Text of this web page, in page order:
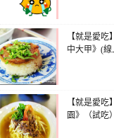
【就是愛
中大甲》(線
【就是愛
園》（試吃